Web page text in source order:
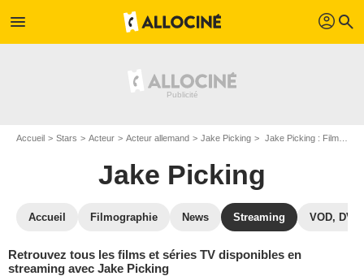
menu profil search
Accueil Stars Acteur Acteur allemand Jake Picking Jake Picking : Films et séries online
Jake Picking
Accueil Filmographie News Streaming VOD, DVD
Retrouvez tous les films et séries TV disponibles en
streaming avec Jake Picking